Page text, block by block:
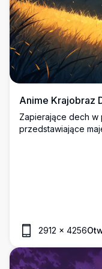
Anime Krajobraz
Zapierające dech w
przedstawiające
2912 × 4256